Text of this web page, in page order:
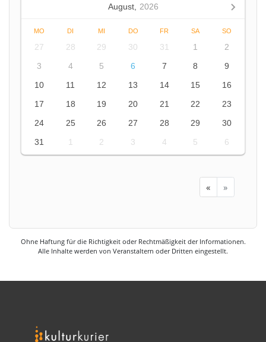
August, 2026
MO DI MI DO FR SA SO
27 28 29 30 31 1
2
3
4 5 6 7 8
9
10
11 12 13 14 15
16
17
18 19 20 21 22
23
24
25 26 27 28 29
30
31
1 2 3 4 5 6
« »
Ohne Haftung für die Richtigkeit oder Rechtmäßigkeit der Informationen.
Alle Inhalte werden von Veranstaltern oder Dritten eingestellt.